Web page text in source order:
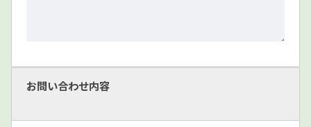
お問い合わせ内容